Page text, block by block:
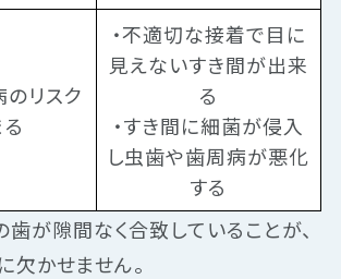
リスク
・不適切な接着で目に
見えないすき間が出来
る
・すき間に細菌が侵入
し虫歯や歯周病が悪化
する
が隙間なく合致していることが、
かせません。